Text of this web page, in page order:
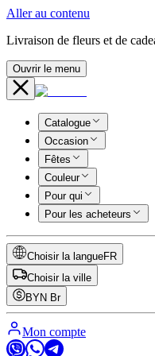
Aller au contenu
Livraison de fleurs et de
Ouvrir le menu
Catalogue
Occasion
Fêtes
Couleur
Pour qui
Pour les acheteurs
Choisir la langueFR
Choisir la ville
BYN Br
Mon compte